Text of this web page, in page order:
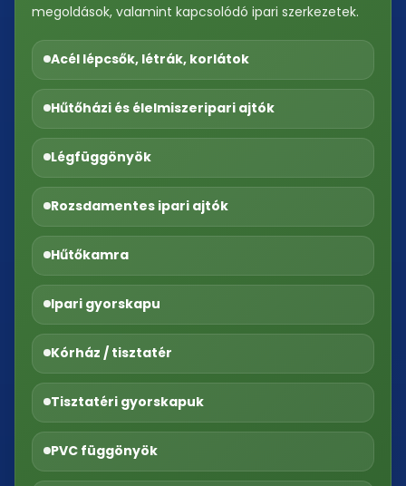
megoldások, valamint kapcsolódó ipari szerkezetek.
Acél lépcsők, létrák, korlátok
Hűtőházi és élelmiszeripari ajtók
Légfüggönyök
Rozsdamentes ipari ajtók
Hűtőkamra
Ipari gyorskapu
Kórház / tisztatér
Tisztatéri gyorskapuk
PVC függönyök